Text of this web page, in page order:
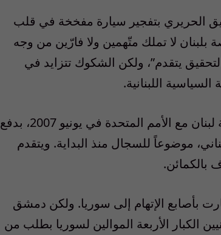
الحريري بتفجير سيارة مفخخة في قلب
الخاصة بلبنان لا تملك متّهمين ولا فارّين من وجه
يتقدم”، ولكن الشكوك تتزايد في
اللبنانية.
وكانت المحكمة الدولية، التي تخضع لاتفاق وقّعته حكومة لبنان مع الأمم المتحدة في يونيو 2007، بدفع
موضوعاً للسجال منذ البداية. ويتقدم
للتحقيق، منذ العام 2005، قد أشارت بأصابع الإتهام إلى سوريا. ولكن دمشق
الكبار الأربعة الموالين لسوريا بطلب من